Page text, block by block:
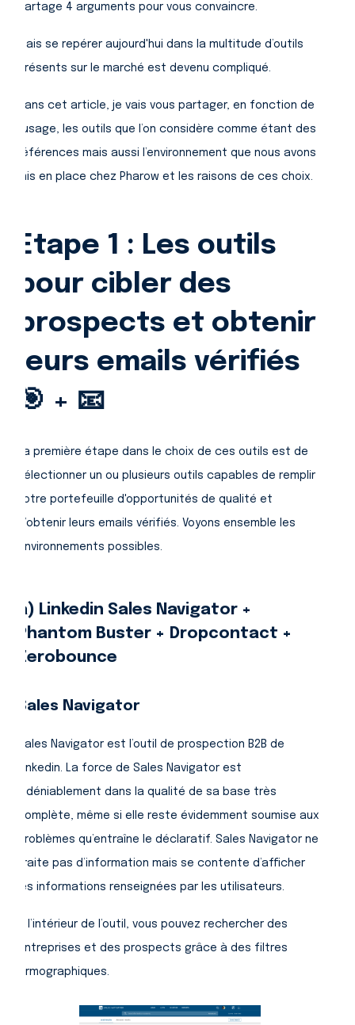
partage 4 arguments pour vous convaincre.
Mais se repérer aujourd'hui dans la multitude d’outils
présents sur le marché est devenu compliqué.
Dans cet article, je vais vous partager, en fonction de
l’usage, les outils que l’on considère comme étant des
références mais aussi l’environnement que nous avons
mis en place chez Pharow et les raisons de ces choix.
Etape 1 : Les outils
pour cibler des
prospects et obtenir
leurs emails vérifiés
🎯 + 📧
La première étape dans le choix de ces outils est de
sélectionner un ou plusieurs outils capables de remplir
votre portefeuille d'opportunités de qualité et
d’obtenir leurs emails vérifiés. Voyons ensemble les
environnements possibles.
a) Linkedin Sales Navigator +
Phantom Buster + Dropcontact +
Zerobounce
Sales Navigator
Sales Navigator est l’outil de prospection B2B de
Linkedin. La force de Sales Navigator est
indéniablement dans la qualité de sa base très
complète, même si elle reste évidemment soumise aux
problèmes qu’entraîne le déclaratif. Sales Navigator ne
traite pas d’information mais se contente d’afficher
les informations renseignées par les utilisateurs.
A l’intérieur de l’outil, vous pouvez rechercher des
entreprises et des prospects grâce à des filtres
firmographiques.